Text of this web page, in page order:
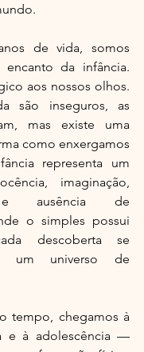
de vida, somos
da infância.
aos nossos olhos.
são inseguros, as
mas existe uma
como enxergamos
representa um
imaginação,
e ausência de
o simples possui
descoberta se
um universo de
tempo, chegamos à
e à adolescência —